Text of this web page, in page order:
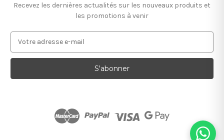
Recevez les dernières actualités sur les nouveaux produits et
les promotions à venir
r
s